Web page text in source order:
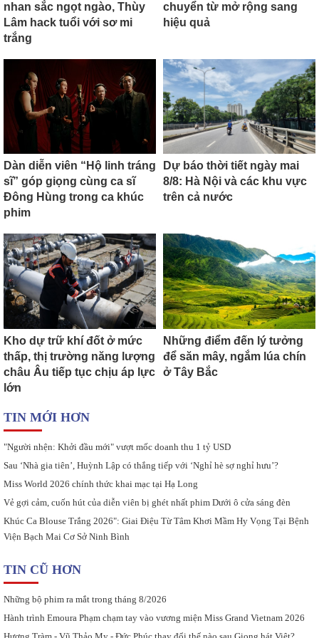
nhan sắc ngọt ngào, Thùy
Lâm hack tuổi với sơ mi
trắng
chuyển từ mở rộng sang
hiệu quả
Dàn diễn viên “Hộ linh tráng
sĩ” góp giọng cùng ca sĩ
Đông Hùng trong ca khúc
phim
Dự báo thời tiết ngày mai
8/8: Hà Nội và các khu vực
trên cả nước
Kho dự trữ khí đốt ở mức
thấp, thị trường năng lượng
châu Âu tiếp tục chịu áp lực
lớn
Những điểm đến lý tưởng
để săn mây, ngắm lúa chín
ở Tây Bắc
TIN MỚI HƠN
"Người nhện: Khởi đầu mới" vượt mốc doanh thu 1 tỷ USD
Sau ‘Nhà gia tiên’, Huỳnh Lập có thắng tiếp với ‘Nghỉ hè sợ nghỉ hưu’?
Miss World 2026 chính thức khai mạc tại Hạ Long
Vẻ gợi cảm, cuốn hút của diễn viên bị ghét nhất phim Dưới ô cửa sáng đèn
Khúc Ca Blouse Trắng 2026": Giai Điệu Từ Tâm Khơi Mầm Hy Vọng Tại Bệnh
Viện Bạch Mai Cơ Sở Ninh Bình
TIN CŨ HƠN
Những bộ phim ra mắt trong tháng 8/2026
Hành trình Emoura Phạm chạm tay vào vương miện Miss Grand Vietnam 2026